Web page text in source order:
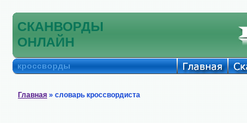
СКАНВОРДЫ
ОНЛАЙН
кроссворды
Главная » словарь кроссвордиста